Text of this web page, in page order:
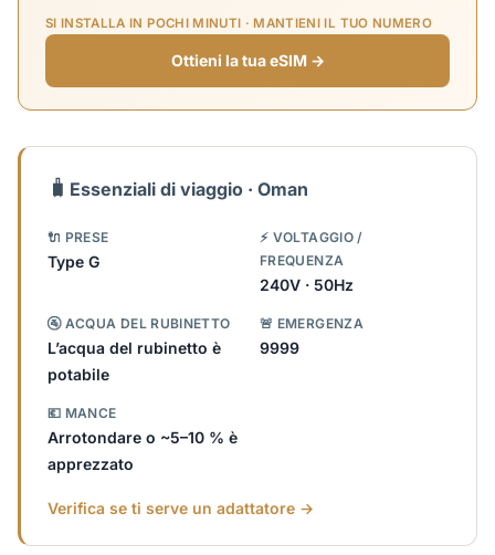
SI INSTALLA IN POCHI MINUTI · MANTIENI IL TUO NUMERO
Ottieni la tua eSIM →
🧳 Essenziali di viaggio · Oman
🔌 PRESE
Type G
⚡ VOLTAGGIO /
FREQUENZA
240V · 50Hz
🚰 ACQUA DEL RUBINETTO
L’acqua del rubinetto è
potabile
🚨 EMERGENZA
9999
💶 MANCE
Arrotondare o ~5–10 % è
apprezzato
Verifica se ti serve un adattatore →